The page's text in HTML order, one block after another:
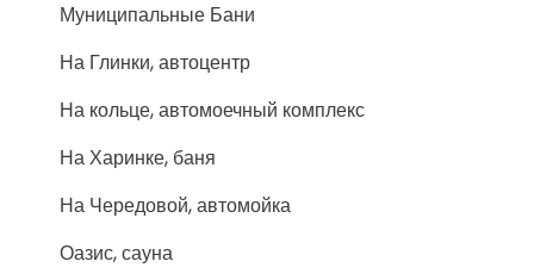
Муниципальные Бани
На Глинки, автоцентр
На кольце, автомоечный комплекс
На Харинке, баня
На Чередовой, автомойка
Оазис, сауна